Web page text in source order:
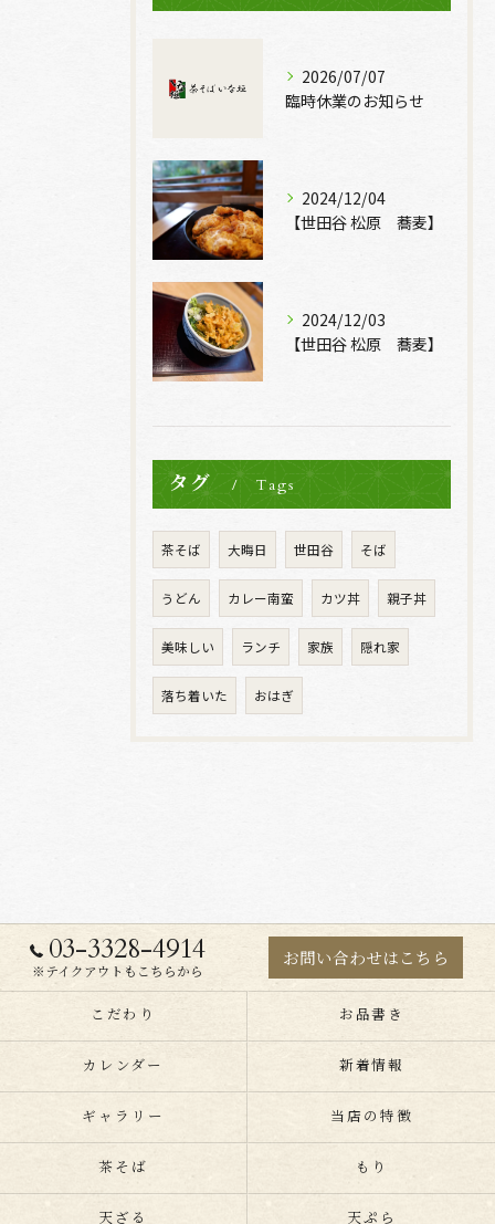
2026/07/07
臨時休業のお知らせ
2024/12/04
【世田谷 松原 蕎麦】
2024/12/03
【世田谷 松原 蕎麦】
タグ Tags
茶そば 大晦日 世田谷 そば
うどん カレー南蛮 カツ丼 親子丼
美味しい ランチ 家族 隠れ家
落ち着いた おはぎ
03-3328-4914
※テイクアウトもこちらから
お問い合わせはこちら
こだわり お品書き
カレンダー 新着情報
ギャラリー 当店の特徴
茶そば もり
天ざる 天ぷら